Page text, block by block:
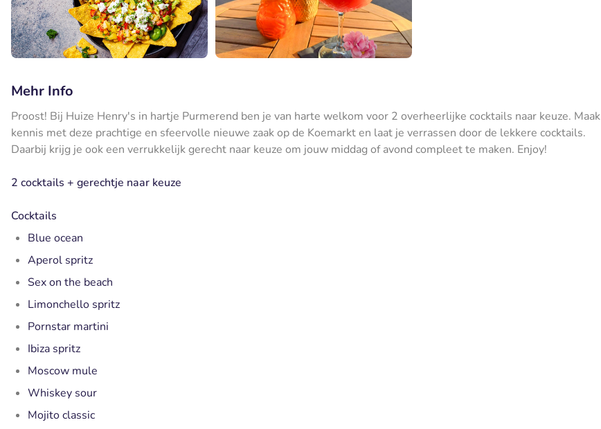
Mehr Info
Proost! Bij Huize Henry's in hartje Purmerend ben je van harte welkom voor 2 overheerlijke cocktails naar keuze. Maak
kennis met deze prachtige en sfeervolle nieuwe zaak op de Koemarkt en laat je verrassen door de lekkere cocktails.
Daarbij krijg je ook een verrukkelijk gerecht naar keuze om jouw middag of avond compleet te maken. Enjoy!
2 cocktails + gerechtje naar keuze
Cocktails
Blue ocean
Aperol spritz
Sex on the beach
Limonchello spritz
Pornstar martini
Ibiza spritz
Moscow mule
Whiskey sour
Mojito classic